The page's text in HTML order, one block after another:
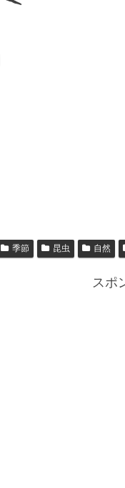
季節 昆虫 自然
スポ